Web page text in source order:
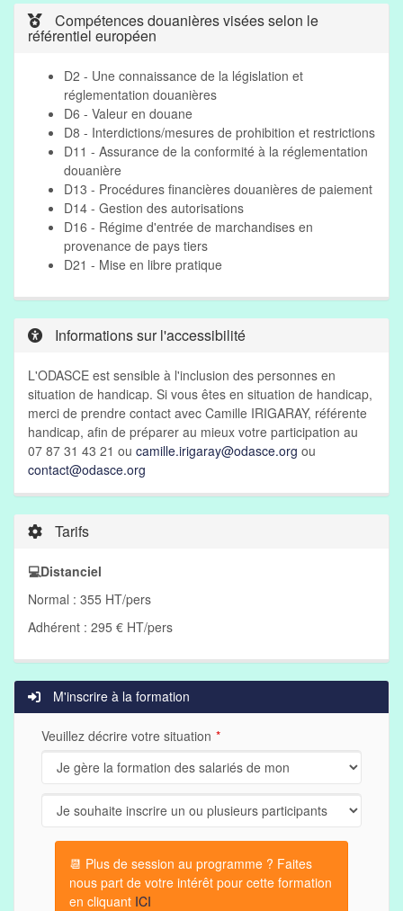
Compétences douanières visées selon le
référentiel européen
D2 - Une connaissance de la législation et
réglementation douanières
D6 - Valeur en douane
D8 - Interdictions/mesures de prohibition et restrictions
D11 - Assurance de la conformité à la réglementation
douanière
D13 - Procédures financières douanières de paiement
D14 - Gestion des autorisations
D16 - Régime d'entrée de marchandises en
provenance de pays tiers
D21 - Mise en libre pratique
Informations sur l'accessibilité
L'ODASCE est sensible à l'inclusion des personnes en
situation de handicap. Si vous êtes en situation de handicap,
merci de prendre contact avec Camille IRIGARAY, référente
handicap, afin de préparer au mieux votre participation au
07 87 31 43 21 ou camille.irigaray@odasce.org ou
contact@odasce.org
Tarifs
💻Distanciel
Normal : 355 HT/pers
Adhérent : 295 € HT/pers
M'inscrire à la formation
Veuillez décrire votre situation
📆 Plus de session au programme ? Faites
nous part de votre intérêt pour cette formation
en cliquant ICI